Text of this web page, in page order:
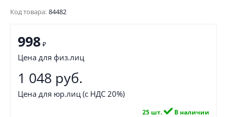
Код товара: 84482
998 ₽
Цена для физ.лиц
1 048 руб.
Цена для юр.лиц (с НДС 20%)
25 шт.
В наличии